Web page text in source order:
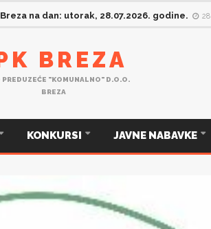
na dan: ponedjeljak, 27.07.2026. godine.
BREZA
PREDUZEĆE "KOMUNALNO" D.O.O.
BREZA
KONKURSI JAVNE NABAVKE